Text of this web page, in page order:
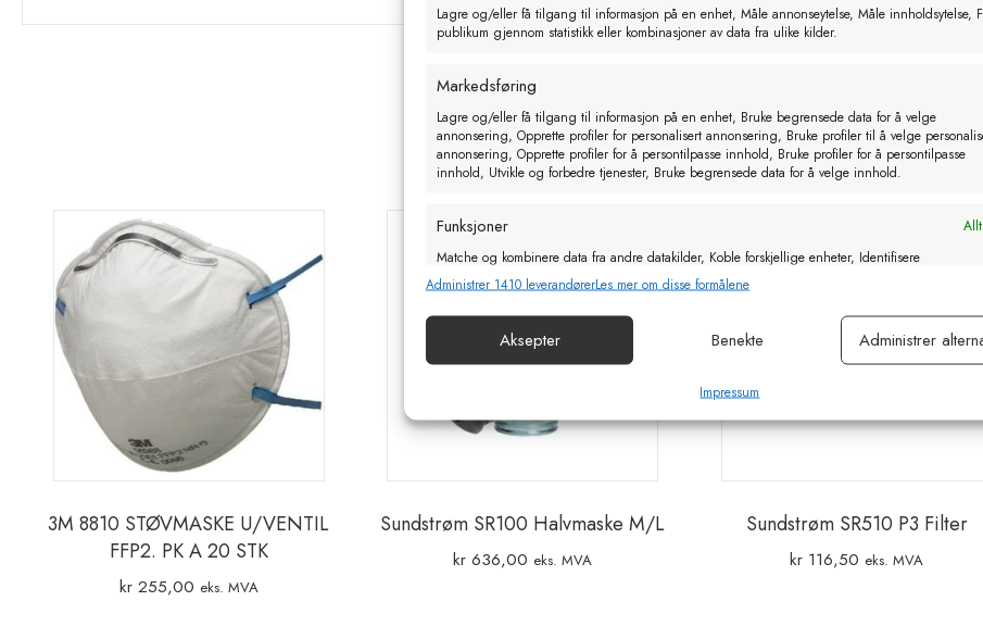
Lagre og/eller få tilgang til informasjon på en enhet, Måle annonseytelse, Måle innholdsytelse,
publikum gjennom statistikk eller kombinasjoner av data fra ulike kilder.
Markedsføring
Lagre og/eller få tilgang til informasjon på en enhet, Bruke begrensede data for å velge
annonsering, Opprette profiler for personalisert annonsering, Bruke profiler til å velge
annonsering, Opprette profiler for å persontilpasse innhold, Bruke profiler for å persontilpasse
innhold, Utvikle og forbedre tjenester, Bruke begrensede data for å velge innhold.
Funksjoner
Matche og kombinere data fra andre datakilder, Koble forskjellige enheter, Identifisere
enheter basert på informasjon som overføres automatisk.
Sørge for sikkerhet, forhindre og oppdage svindel og rette feil, Levere
og vise annonser og innhold, Lagre og kommunisere personvernvalg.
Administrer 1410 leverandørerLes mer om disse formålene
Aksepter Benekte Administrer
Impressum
Relaterte produkter
3M 8810 STØVMASKE U/VENTIL
FFP2. PK A 20 STK
kr255,00 eks. MVA
Sundstrøm SR100 Halvmaske M/L
kr 636,00 eks. MVA
Sundstrøm SR510 P3 Filter
kr 116,50 eks. MVA